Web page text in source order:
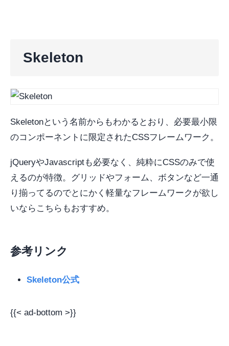
Skeleton
Skeletonという名前からもわかるとおり、必要最小限
のコンポーネントに限定されたCSSフレームワーク。
jQueryやJavascriptも必要なく、純粋にCSSのみで使
えるのが特徴。グリッドやフォーム、ボタンなど一通
り揃ってるのでとにかく軽量なフレームワークが欲し
いならこちらもおすすめ。
参考リンク
Skeleton公式
{{< ad-bottom >}}